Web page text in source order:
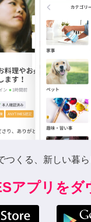
つくる、新しい暮ら
アプリをダ